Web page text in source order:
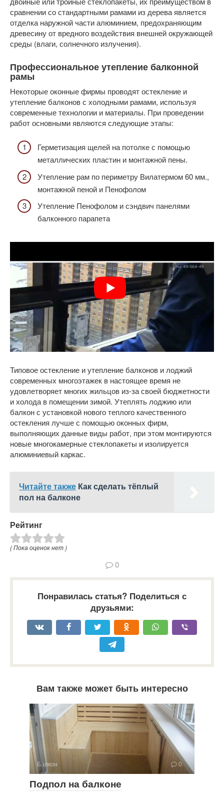
сравнении со стандартными рамами из дерева является
отделка наружной части алюминием, предохраняющим
древесину от вредного воздействия внешней окружающей
среды (влаги, солнечного излучения).
Профессиональное утепление балконной
рамы
Некоторые оконные фирмы проводят остекление и
утепление балконов с холодными рамами, используя
современные технологии и материалы. При проведении
работ основными являются следующие этапы:
Герметизация щелей на потолке с помощью
металлических пластин и монтажной пены.
Утепление рам по периметру Вилатермом 60 мм.,
монтажной пеной и Пенофолом
Утепление Пенофолом и сэндвич панелями
балконного парапета
Типовое остекление и утепление балконов и лоджий
современных многоэтажек в настоящее время не
удовлетворяет многих жильцов из-за своей бюджетности
и холода в помещении зимой. Утеплять лоджию или
балкон с установкой нового теплого качественного
остекления лучше с помощью оконных фирм,
выполняющих данные виды работ, при этом монтируются
новые многокамерные стеклопакеты и изолируется
алюминиевый каркас.
Читайте также Как сделать тёплый
пол на балконе
Рейтинг
( Пока оценок нет )
0
Понравилась статья? Поделиться с
друзьями:
Вам также может быть интересно
Балкон 0
Подпол на балконе